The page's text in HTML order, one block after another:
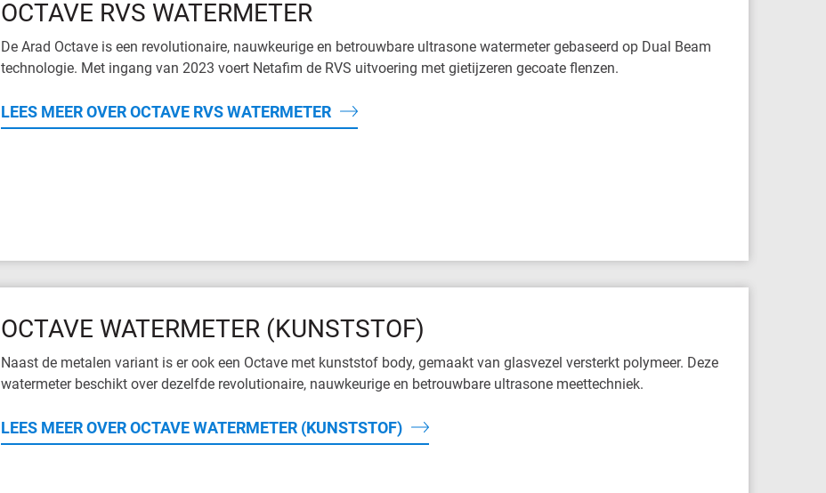
OCTAVE RVS WATERMETER
De Arad Octave is een revolutionaire, nauwkeurige en betrouwbare ultrasone watermeter gebaseerd op Dual Beam
technologie. Met ingang van 2023 voert Netafim de RVS uitvoering met gietijzeren gecoate flenzen.
LEES MEER OVER OCTAVE RVS WATERMETER
OCTAVE WATERMETER (KUNSTSTOF)
Naast de metalen variant is er ook een Octave met kunststof body, gemaakt van glasvezel versterkt polymeer. Deze
watermeter beschikt over dezelfde revolutionaire, nauwkeurige en betrouwbare ultrasone meettechniek.
LEES MEER OVER OCTAVE WATERMETER (KUNSTSTOF)